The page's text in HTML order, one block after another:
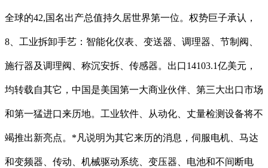
全球的42,国名出产总值持久居世界第一位。权势巨子承认，
8、工业拆卸手艺：智能化仪表、变送器、调理器、节制阀、
施行器及调理阀、称沉安拆、传感器。出口14103.1亿美元，
均转载自其它，中国是美国第一大商业伙伴、第三大出口市场
和第一猛进口来历地。工业软件、从动化、丈量检测设备将不
竭推出新亮点。*凡说明为其它来历的消息，伺服电机、马达
和变频器、传动、机械驱动系统、变压器、电池和不间断电